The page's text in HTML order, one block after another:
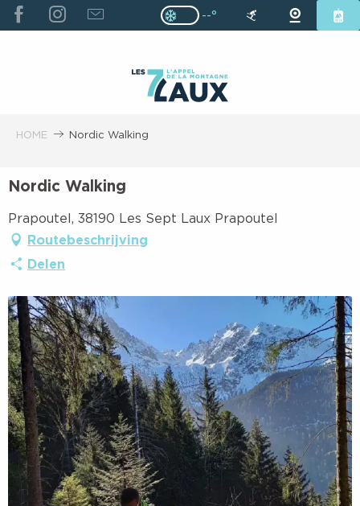
ALLER
AU
Page D’accueil Actuelle Hiver :
Page D’accueil Actuelle
--°
HOME Nordic Walking
Nordic Walking
Prapoutel, 38190 Les Sept Laux Prapoutel
Routebeschrijving
Delen